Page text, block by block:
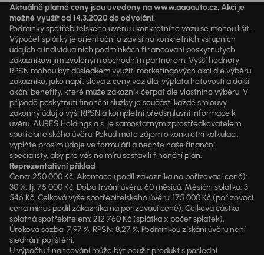
Aktuálně platné ceny jsou uvedeny nawww.aaaauto.cz. Akci je
možné využít od 14.3.2020 do odvolání.
Podmínky spotřebitelského úvěru u konkrétního vozu se mohou lišit.
Výpočet splátky je orientační a závisí na konkrétních vstupních
údajích a individuálních podmínkách financování poskytnutých
zákazníkovi jim zvoleným obchodním partnerem. Vyšší hodnoty
RPSN mohou být důsledkem využití marketingových akcí dle výběru
zákazníka, jako např. sleva z ceny vozidla, výplata hotovosti a další
akční benefity, které může zákazník čerpat dle vlastního výběru. V
případě poskytnutí finanční služby je součástí každé smlouvy
zákonný údaj o výši RPSN a kompletní předsmluvní informace k
úvěru. AURES Holdings a.s. je samostatným zprostředkovatelem
spotřebitelského úvěru. Pokud máte zájem o konkrétní kalkulaci,
vyplňte prosím údaje ve formuláři a nechte naše finanční
specialisty, aby pro vás na míru sestavili finanční plán.
Reprezentativní příklad
Cena: 250 000 Kč, Akontace (podíl zákazníka na pořizovací ceně):
30 %, tj. 75 000 Kč, Doba trvání úvěru: 60 měsíců, Měsíční splátka: 3
546 Kč, Celková výše spotřebitelského úvěru: 175 000 Kč (pořizovací
cena mínus podíl zákazníka na pořizovací ceně), Celková částka
splatná spotřebitelem: 212 760 Kč (splátka x počet splátek),
Úroková sazba: 7,97 %, RPSN: 8,27 %. Podmínkou získání úvěru není
sjednání pojištění.
U výpočtu financování může být použit produkt s poslední